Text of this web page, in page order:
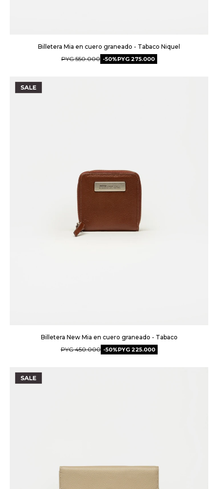
Billetera Mia en cuero graneado - Tabaco Niquel
PYG 550.000 50 PYG 275.000
Billetera New Mia en cuero graneado - Tabaco
PYG 450.000 50 PYG 225.000